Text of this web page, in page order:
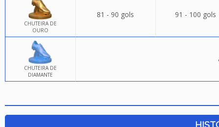
CHUTEIRA DE
OURO
81 - 90 gols 91 - 100 gols
CHUTEIRA DE
DIAMANTE